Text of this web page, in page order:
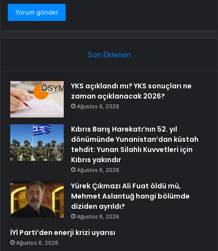
Son Eklenen
YKS açıklandı mı? YKS sonuçları ne
zaman açıklanacak 2026?
Ağustos 6, 2026
Kıbrıs Barış Harekatı’nın 52. yıl
dönümünde Yunanistan’dan küstah
tehdit: Yunan Silahlı Kuvvetleri için
Kıbrıs yakındır
Ağustos 6, 2026
Yürek Çıkmazı Ali Fuat öldü mü,
Mehmet Aslantuğ hangi bölümde
diziden ayrıldı?
Ağustos 6, 2026
İYİ Parti’den enerji krizi uyarısı
Ağustos 6, 2026